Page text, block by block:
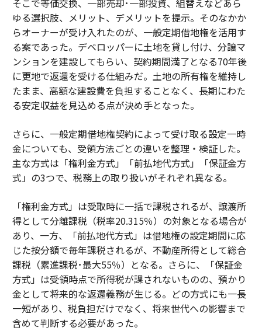
そこで等価交換、一部売却･一部投資、組替えなどあら
ゆる選択肢、メリット、デメリットを提示。そのなかか
らオーナーが受け入れたのが、一般定期借地権を活用す
る案であった。デベロッパーに土地を貸し付け、分譲マ
ンションを建設してもらい、契約期間満了となる70年後
に更地で返還を受ける仕組みだ。土地の所有権を維持し
たまま、高額な建設費を負担することなく、長期にわた
る安定収益を見込める点が決め手となった。
さらに、一般定期借地権契約によって受け取る設定一時
金についても、受領方法ごとの違いを整理・検証した。
主な方式は「権利金方式」「前払地代方式」「保証金方
式」の3つで、税務上の取り扱いがそれぞれ異なる。
「権利金方式」は受取時に一括で課税されるが、譲渡所
得として分離課税（税率20.315％）の対象となる場合が
あり、一方、「前払地代方式」は借地権の設定期間に応
じた按分額で毎年課税されるが、不動産所得として総合
課税（累進課税･最大55％）となる。さらに、「保証金
方式」は受領時点で所得税が課されないものの、預かり
金として将来的な返還義務が生じる。どの方式にも一長
一短があり、税負担だけでなく、将来世代への影響まで
含めて判断する必要があった。